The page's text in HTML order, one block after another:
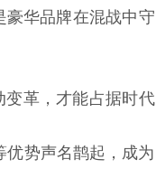
豪华品牌在混战中守
变革，才能占据时代
优势声名鹊起，成为